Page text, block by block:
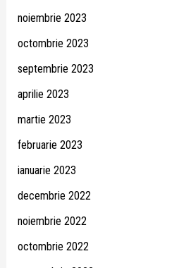
noiembrie 2023
octombrie 2023
septembrie 2023
aprilie 2023
martie 2023
februarie 2023
ianuarie 2023
decembrie 2022
noiembrie 2022
octombrie 2022